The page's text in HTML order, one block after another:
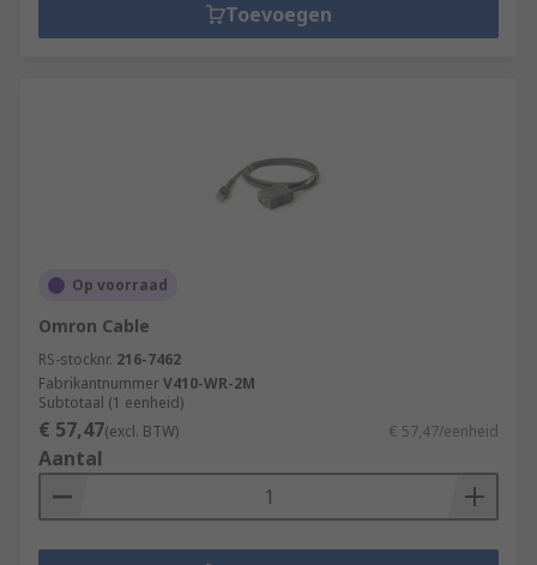
Toevoegen
Op voorraad
Omron Cable
RS-stocknr. 216-7462
FabrikantnummerV410-WR-2M
Subtotaal (1 eenheid)
€ 57,47(excl. BTW) € 57,47/eenheid
Aantal